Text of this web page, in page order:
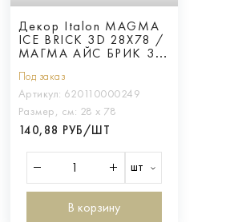
Декор Italon MAGMA
ICE BRICK 3D 28X78 /
МАГМА АЙС БРИК 3Д
Под заказ
Артикул: 620110000249
Размер, см: 28 х 78
140,88 РУБ/ШТ
шт
В корзину